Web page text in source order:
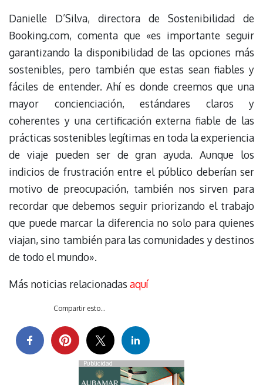
Danielle D’Silva, directora de Sostenibilidad de
Booking.com, comenta que «es importante seguir
garantizando la disponibilidad de las opciones más
sostenibles, pero también que estas sean fiables y
fáciles de entender. Ahí es donde creemos que una
mayor concienciación, estándares claros y
coherentes y una certificación externa fiable de las
prácticas sostenibles legítimas en toda la experiencia
de viaje pueden ser de gran ayuda. Aunque los
indicios de frustración entre el público deberían ser
motivo de preocupación, también nos sirven para
recordar que debemos seguir priorizando el trabajo
que puede marcar la diferencia no solo para quienes
viajan, sino también para las comunidades y destinos
de todo el mundo».
Más noticias relacionadas aquí
Compartir esto...
Publicidad